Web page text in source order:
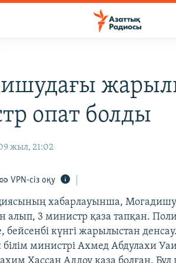
опат болды
жыл, 21:02
VPN-сіз оқу
хабарлауынша,
алып, 3 министр қаза тапқан.
бейсенбі күнгі жарылыстан
министрі Ахмед Абдулахи